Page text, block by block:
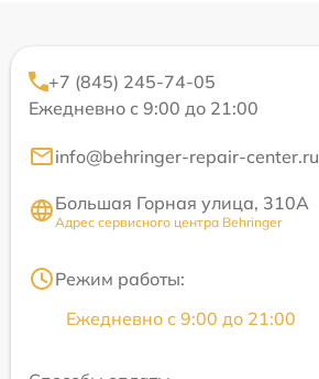
+7 (845) 245-74-05
Ежедневно с 9:00 до 21:00
info@behringer-repair-center.ru
Большая Горная улица, 310А
Адрес сервисного центра Behringer
Режим работы:
Ежедневно с 9:00 до 21:00